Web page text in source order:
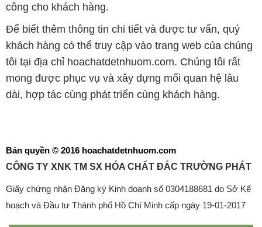
công cho khách hàng.
Để biết thêm thông tin chi tiết và được tư vấn, quý
khách hàng có thể truy cập vào trang web của chúng
tôi tại địa chỉ hoachatdetnhuom.com. Chúng tôi rất
mong được phục vụ và xây dựng mối quan hệ lâu
dài, hợp tác cùng phát triển cùng khách hàng.
Bản quyền © 2016 hoachatdetnhuom.com
CÔNG TY XNK TM SX HÓA CHẤT ĐẮC TRƯỜNG PHÁT
Giấy chứng nhận Đăng ký Kinh doanh số 0304188681 do Sở Kế
hoạch và Đầu tư Thành phố Hồ Chí Minh cấp ngày 19-01-2017